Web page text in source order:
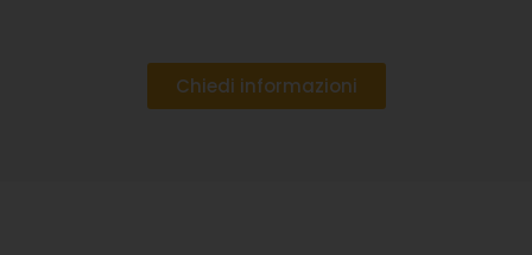
Chiedi informazioni